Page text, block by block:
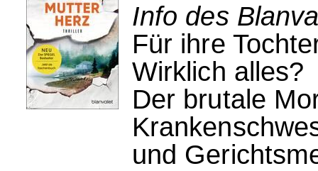
Info des
Für ihre
Wirklich alles?
Der brutale
und